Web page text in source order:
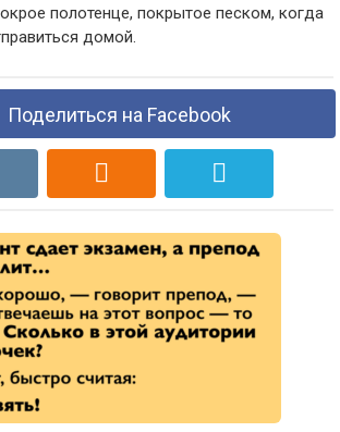
полотенце, покрытое песком, когда
домой.
Поделиться на Facebook